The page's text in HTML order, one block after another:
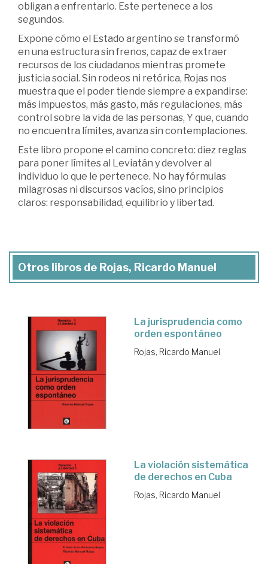
obligan a enfrentarlo. Este pertenece a los
segundos.
Expone cómo el Estado argentino se transformó
en una estructura sin frenos, capaz de extraer
recursos de los ciudadanos mientras promete
justicia social. Sin rodeos ni retórica, Rojas nos
muestra que el poder tiende siempre a expandirse:
más impuestos, más gasto, más regulaciones, más
control sobre la vida de las personas, Y que, cuando
no encuentra límites, avanza sin contemplaciones.
Este libro propone el camino concreto: diez reglas
para poner límites al Leviatán y devolver al
individuo lo que le pertenece. No hay fórmulas
milagrosas ni discursos vacíos, sino principios
claros: responsabilidad, equilibrio y libertad.
Otros libros de Rojas, Ricardo Manuel
La jurisprudencia como
orden espontáneo
Rojas, Ricardo Manuel
La violación sistemática
de derechos en Cuba
Rojas, Ricardo Manuel